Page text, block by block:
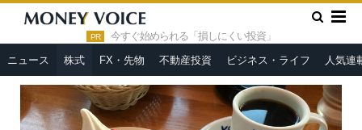
PR 今すぐ始められる「損しにくい投資」
ニュース 株式 FX・先物 不動産投資 ビジネス・ライフ 人気連
HOME » 株式 »
上場来5期連続で増収増益のコメダHD＜3543
＞は、これからも成長し続けられるのか？＝栫井駿介